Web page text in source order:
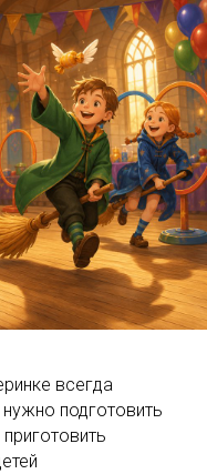
всегда
подготовить